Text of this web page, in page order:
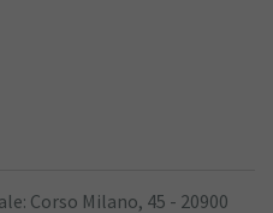
Corso Milano, 45 - 20900